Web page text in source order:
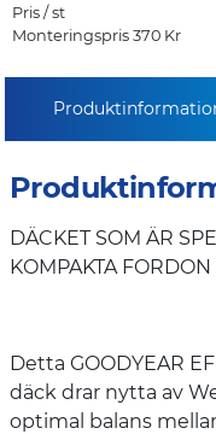
Pris / st
Monteringspris 370 Kr
DÄCKET SOM ÄR
KOMPAKTA FORDON
Detta GOODYEAR
däck drar nytta av
optimal balans